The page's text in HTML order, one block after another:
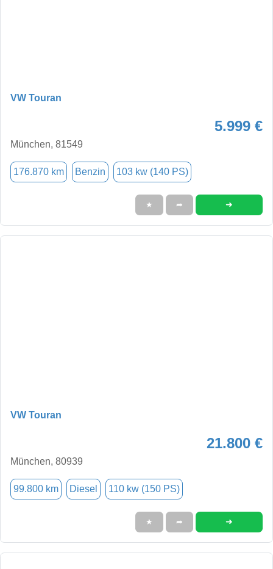
VW Touran
5.999 €
München, 81549
176.870 km Benzin 103 kw (140 PS)
★ ➦ ➜
VW Touran
21.800 €
München, 80939
99.800 km Diesel 110 kw (150 PS)
★ ➦ ➜